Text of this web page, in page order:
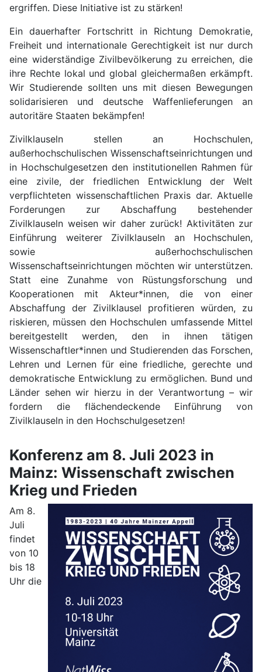
ergriffen. Diese Initiative ist zu stärken!
Ein dauerhafter Fortschritt in Richtung Demokratie,
Freiheit und internationale Gerechtigkeit ist nur durch
eine widerständige Zivilbevölkerung zu erreichen, die
ihre Rechte lokal und global gleichermaßen erkämpft.
Wir Studierende sollten uns mit diesen Bewegungen
solidarisieren und deutsche Waffenlieferungen an
autoritäre Staaten bekämpfen!
Zivilklauseln stellen an Hochschulen,
außerhochschulischen Wissenschaftseinrichtungen und
in Hochschulgesetzen den institutionellen Rahmen für
eine zivile, der friedlichen Entwicklung der Welt
verpflichteten wissenschaftlichen Praxis dar. Aktuelle
Forderungen zur Abschaffung bestehender
Zivilklauseln weisen wir daher zurück! Aktivitäten zur
Einführung weiterer Zivilklauseln an Hochschulen,
sowie außerhochschulischen
Wissenschaftseinrichtungen möchten wir unterstützen.
Statt eine Zunahme von Rüstungsforschung und
Kooperationen mit Akteur*innen, die von einer
Abschaffung der Zivilklausel profitieren würden, zu
riskieren, müssen den Hochschulen umfassende Mittel
bereitgestellt werden, den in ihnen tätigen
Wissenschaftler*innen und Studierenden das Forschen,
Lehren und Lernen für eine friedliche, gerechte und
demokratische Entwicklung zu ermöglichen. Bund und
Länder sehen wir hierzu in der Verantwortung – wir
fordern die flächendeckende Einführung von
Zivilklauseln in den Hochschulgesetzen!
Konferenz am 8. Juli 2023 in
Mainz: Wissenschaft zwischen
Krieg und Frieden
Am 8.
Juli
findet
von 10
bis 18
Uhr die